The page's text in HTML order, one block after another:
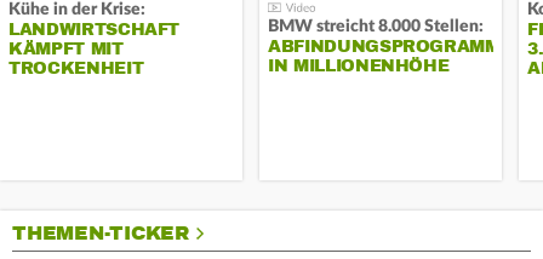
Kühe in der Krise:
LANDWIRTSCHAFT
KÄMPFT MIT
TROCKENHEIT
BMW streicht 8.000 Stellen:
ABFINDUNGSPROGRAMM
IN MILLIONENHÖHE
THEMEN-TICKER